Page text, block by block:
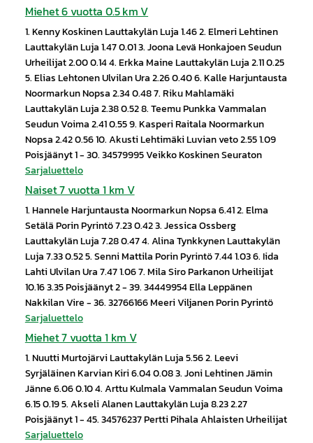
Miehet 6 vuotta 0.5 km V
1. Kenny Koskinen Lauttakylän Luja 1.46 2. Elmeri Lehtinen
Lauttakylän Luja 1.47 0.01 3. Joona Levä Honkajoen Seudun
Urheilijat 2.00 0.14 4. Erkka Maine Lauttakylän Luja 2.11 0.25
5. Elias Lehtonen Ulvilan Ura 2.26 0.40 6. Kalle Harjuntausta
Noormarkun Nopsa 2.34 0.48 7. Riku Mahlamäki
Lauttakylän Luja 2.38 0.52 8. Teemu Punkka Vammalan
Seudun Voima 2.41 0.55 9. Kasperi Raitala Noormarkun
Nopsa 2.42 0.56 10. Akusti Lehtimäki Luvian veto 2.55 1.09
Poisjäänyt 1 - 30. 34579995 Veikko Koskinen Seuraton
Sarjaluettelo
Naiset 7 vuotta 1 km V
1. Hannele Harjuntausta Noormarkun Nopsa 6.41 2. Elma
Setälä Porin Pyrintö 7.23 0.42 3. Jessica Ossberg
Lauttakylän Luja 7.28 0.47 4. Alina Tynkkynen Lauttakylän
Luja 7.33 0.52 5. Senni Mattila Porin Pyrintö 7.44 1.03 6. Iida
Lahti Ulvilan Ura 7.47 1.06 7. Mila Siro Parkanon Urheilijat
10.16 3.35 Poisjäänyt 2 - 39. 34449954 Ella Leppänen
Nakkilan Vire - 36. 32766166 Meeri Viljanen Porin Pyrintö
Sarjaluettelo
Miehet 7 vuotta 1 km V
1. Nuutti Murtojärvi Lauttakylän Luja 5.56 2. Leevi
Syrjäläinen Karvian Kiri 6.04 0.08 3. Joni Lehtinen Jämin
Jänne 6.06 0.10 4. Arttu Kulmala Vammalan Seudun Voima
6.15 0.19 5. Akseli Alanen Lauttakylän Luja 8.23 2.27
Poisjäänyt 1 - 45. 34576237 Pertti Pihala Ahlaisten Urheilijat
Sarjaluettelo